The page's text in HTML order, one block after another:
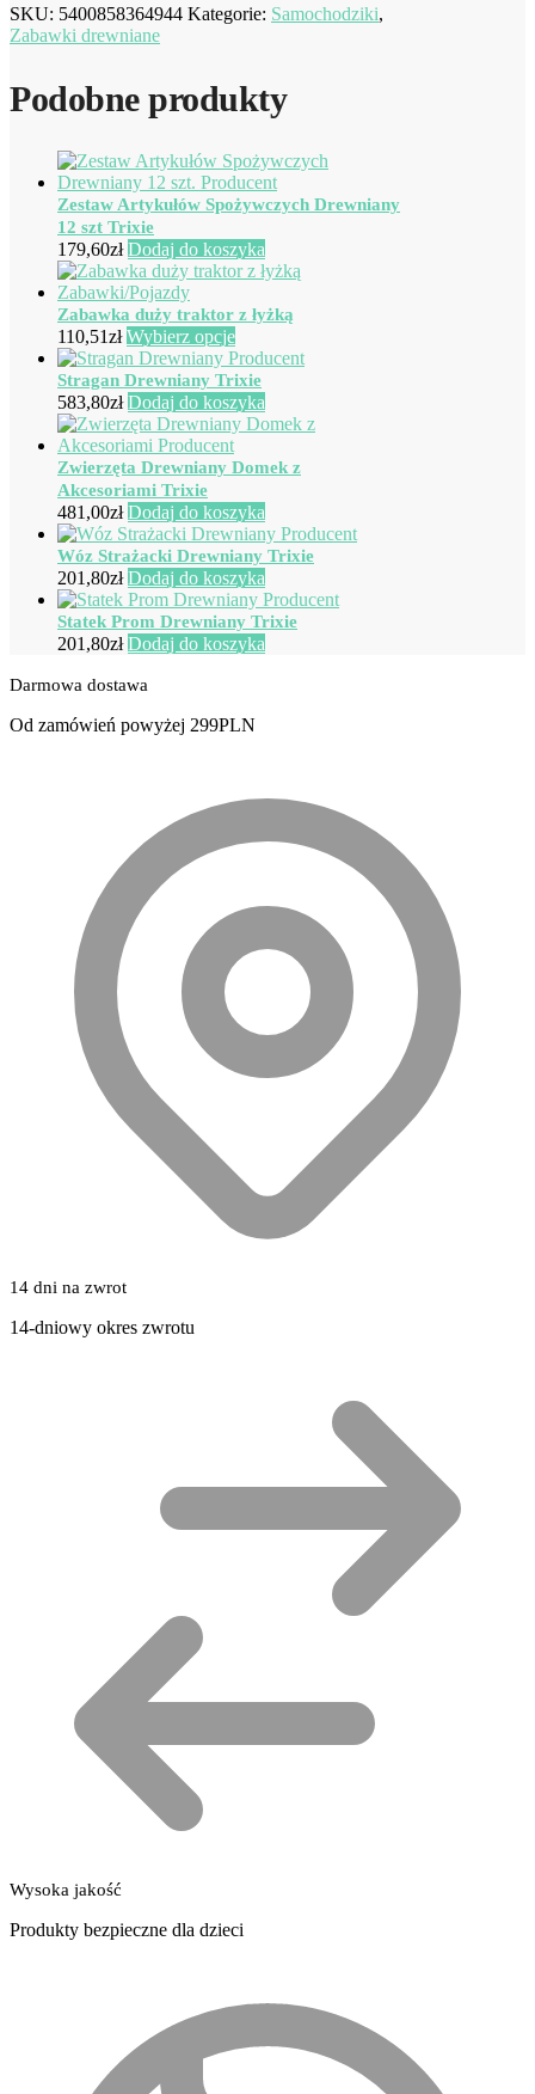
SKU: 5400858364944 Kategorie: Samochodziki,
Zabawki drewniane
Podobne produkty
Zestaw Artykułów Spożywczych Drewniany
12 szt Trixie
179,60zł Dodaj do koszyka
Zabawka duży traktor z łyżką
110,51zł Wybierz opcjeTen
produkt
ma
wiele
wariantów.
można
na
stronie
produktu
Stragan Drewniany Trixie
583,80zł Dodaj do koszyka
Zwierzęta Drewniany Domek z
Akcesoriami Trixie
481,00zł Dodaj do koszyka
Wóz Strażacki Drewniany Trixie
201,80zł Dodaj do koszyka
Statek Prom Drewniany Trixie
201,80zł Dodaj do koszyka
Darmowa dostawa
Od zamówień powyżej 299PLN
14 dni na zwrot
14-dniowy okres zwrotu
Wysoka jakość
Produkty bezpieczne dla dzieci